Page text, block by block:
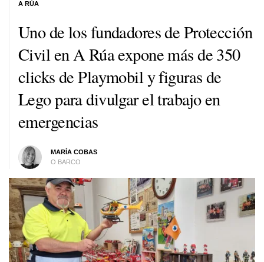
Uno de los fundadores de Protección
Civil en A Rúa expone más de 350
clicks de Playmobil y figuras de
Lego para divulgar el trabajo en
emergencias
MARÍA COBAS
O BARCO
A RÚA